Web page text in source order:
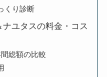
くり診断
ユタスの料金・コス
総額の比較